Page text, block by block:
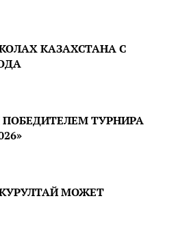
КАЗАХСТАНА С
ТУРНИРА
МОЖЕТ